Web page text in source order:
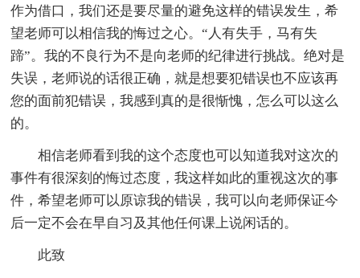
作为借口，我们还是要尽量的避免这样的错误发生，希
望老师可以相信我的悔过之心。“人有失手，马有失
蹄”。我的不良行为不是向老师的纪律进行挑战。绝对是
失误，老师说的话很正确，就是想要犯错误也不应该再
您的面前犯错误，我感到真的是很惭愧，怎么可以这么
的。
相信老师看到我的这个态度也可以知道我对这次的
事件有很深刻的悔过态度，我这样如此的重视这次的事
件，希望老师可以原谅我的错误，我可以向老师保证今
后一定不会在早自习及其他任何课上说闲话的。
此致